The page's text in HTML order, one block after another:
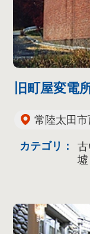
旧町屋変電
常陸太田市
カテゴリ：
古
墟